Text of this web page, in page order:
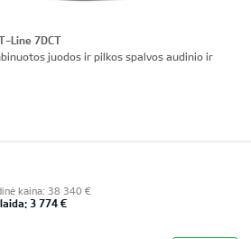
Line 7DCT
juodos ir pilkos spalvos audinio ir
kaina: 38 340 €
3 774 €